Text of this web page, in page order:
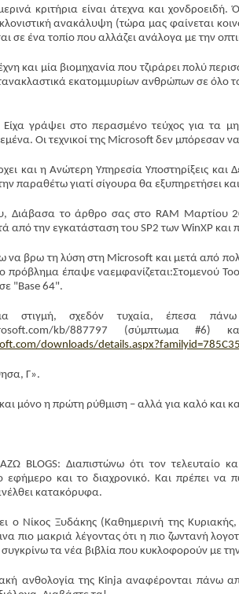
κριτήρια είναι άτεχνα και
ανακάλυψη (τώρα μας φαίνεται
σε ένα τοπίο που αλλάζει ανάλογα με την
και μία βιομηχανία που τζιράρει πολύ
εκατομμυρίων ανθρώπων σε όλο
γράψει στο περασμένο τεύχος για τα
Οι τεχνικοί της Microsoft δεν μπόρεσαν
και η Ανώτερη Υπηρεσία Υποστηρίξεις
παραθέτω γιατί σίγουρα θα εξυπηρετήσει
Διάβασα το άρθρο σας στο RAM Μαρτίου
από την εγκατάσταση του SP2 των WinXP και
να βρω τη λύση στη Microsoft και μετά από
πρόβλημα έπαψε ναεμφανίζεται:Στομενού
"Base 64".
στιγμή, σχεδόν τυχαία, έπεσα
kb/887797 (σύμπτωμα #6)
downloads/
Γ».
και μόνο η πρώτη ρύθμιση – αλλά για καλό και
BLOGS: Διαπιστώνω ότι τον τελευταίο
και το διαχρονικό. Και πρέπει να
κατακόρυφα.
ο Νίκος Ξυδάκης (Καθημερινή της
πιο μακριά λέγοντας ότι η πιο ζωντανή
τα νέα βιβλία που κυκλοφορούν με
ανθολογία της Kinja αναφέρονται πάνω